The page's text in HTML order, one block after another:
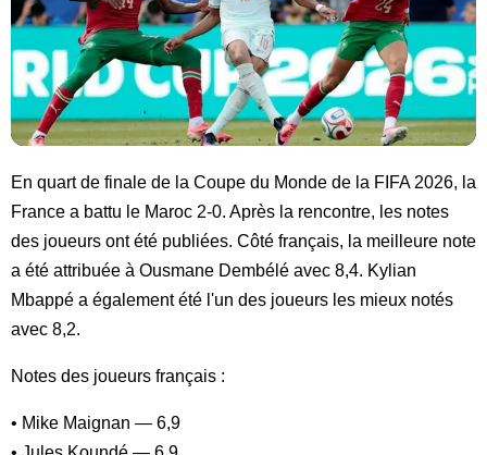
En quart de finale de la Coupe du Monde de la FIFA 2026, la
France a battu le Maroc 2-0. Après la rencontre, les notes
des joueurs ont été publiées. Côté français, la meilleure note
a été attribuée à Ousmane Dembélé avec 8,4. Kylian
Mbappé a également été l'un des joueurs les mieux notés
avec 8,2.
Notes des joueurs français :
• Mike Maignan — 6,9